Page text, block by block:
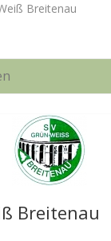
Breitenau
Breitenau